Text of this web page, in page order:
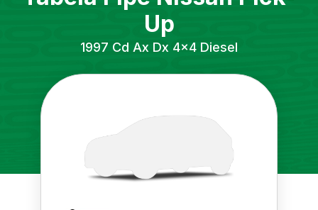
Up
1997 Cd Ax Dx 4x4 Diesel